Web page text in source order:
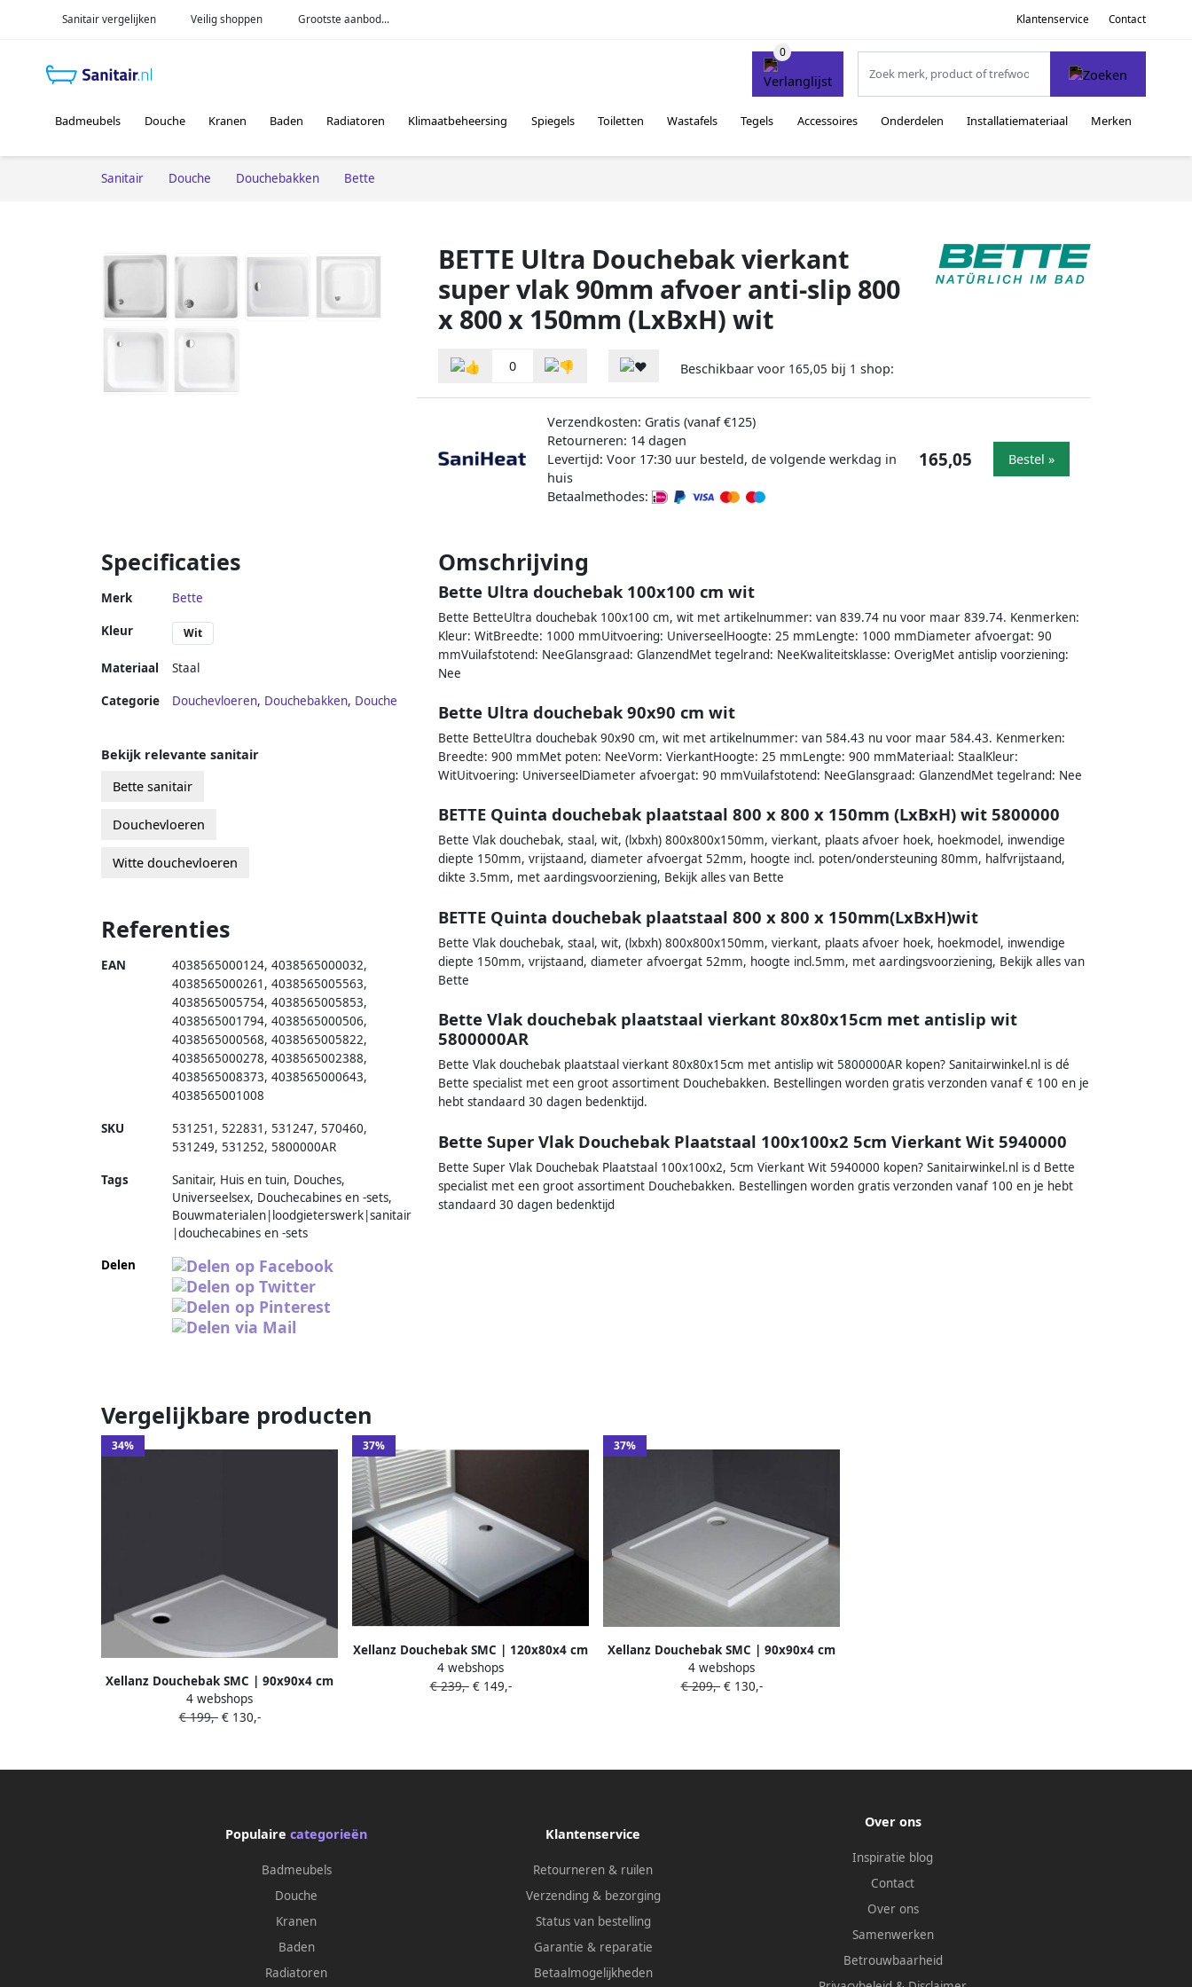
Sanitair vergelijken Veilig shoppen Grootste aanbod... Klantenservice Contact
Badmeubels Douche Kranen Baden Radiatoren Klimaatbeheersing Spiegels Toiletten Wastafels Tegels Accessoires Onderdelen Installatiemateriaal Merken
Sanitair Douche Douchebakken Bette
BETTE Ultra Douchebak vierkant
super vlak 90mm afvoer anti-slip 800
x 800 x 150mm (LxBxH) wit
0 Beschikbaar voor 165,05 bij 1 shop:
Verzendkosten: Gratis (vanaf €125)
Retourneren: 14 dagen
Levertijd: Voor 17:30 uur besteld, de volgende werkdag in
huis
Betaalmethodes:
165,05 Bestel »
Specificaties
Merk Bette
Kleur Wit
Materiaal Staal
Categorie Douchevloeren, Douchebakken, Douche
Omschrijving
Bette Ultra douchebak 100x100 cm wit
Bette BetteUltra douchebak 100x100 cm, wit met artikelnummer: van 839.74 nu voor maar 839.74. Kenmerken:
Kleur: WitBreedte: 1000 mmUitvoering: UniverseelHoogte: 25 mmLengte: 1000 mmDiameter afvoergat: 90
mmVuilafstotend: NeeGlansgraad: GlanzendMet tegelrand: NeeKwaliteitsklasse: OverigMet antislip voorziening:
Nee
Bette Ultra douchebak 90x90 cm wit
Bette BetteUltra douchebak 90x90 cm, wit met artikelnummer: van 584.43 nu voor maar 584.43. Kenmerken:
Breedte: 900 mmMet poten: NeeVorm: VierkantHoogte: 25 mmLengte: 900 mmMateriaal: StaalKleur:
WitUitvoering: UniverseelDiameter afvoergat: 90 mmVuilafstotend: NeeGlansgraad: GlanzendMet tegelrand: Nee
BETTE Quinta douchebak plaatstaal 800 x 800 x 150mm (LxBxH) wit 5800000
Bette Vlak douchebak, staal, wit, (lxbxh) 800x800x150mm, vierkant, plaats afvoer hoek, hoekmodel, inwendige
diepte 150mm, vrijstaand, diameter afvoergat 52mm, hoogte incl. poten/ondersteuning 80mm, halfvrijstaand,
dikte 3.5mm, met aardingsvoorziening, Bekijk alles van Bette
BETTE Quinta douchebak plaatstaal 800 x 800 x 150mm(LxBxH)wit
Bette Vlak douchebak, staal, wit, (lxbxh) 800x800x150mm, vierkant, plaats afvoer hoek, hoekmodel, inwendige
diepte 150mm, vrijstaand, diameter afvoergat 52mm, hoogte incl.5mm, met aardingsvoorziening, Bekijk alles van
Bette
Bette Vlak douchebak plaatstaal vierkant 80x80x15cm met antislip wit
5800000AR
Bette Vlak douchebak plaatstaal vierkant 80x80x15cm met antislip wit 5800000AR kopen? Sanitairwinkel.nl is dé
Bette specialist met een groot assortiment Douchebakken. Bestellingen worden gratis verzonden vanaf € 100 en je
hebt standaard 30 dagen bedenktijd.
Bette Super Vlak Douchebak Plaatstaal 100x100x2 5cm Vierkant Wit 5940000
Bette Super Vlak Douchebak Plaatstaal 100x100x2, 5cm Vierkant Wit 5940000 kopen? Sanitairwinkel.nl is d Bette
specialist met een groot assortiment Douchebakken. Bestellingen worden gratis verzonden vanaf 100 en je hebt
standaard 30 dagen bedenktijd
Bekijk relevante sanitair
Bette sanitair
Douchevloeren
Witte douchevloeren
Referenties
EAN 4038565000124, 4038565000032,
4038565000261 , 4038565005563,
4038565005754, 4038565005853,
4038565001794, 4038565000506,
4038565000568, 4038565005822,
4038565000278, 4038565002388,
4038565008373, 4038565000643,
4038565001008
SKU 531251 , 522831 , 531247, 570460,
531249, 531252, 5800000AR
Tags
Sanitair, Huis en tuin, Douches,
Universeelsex, Douchecabines en -sets,
Bouwmaterialen|loodgieterswerk|sanitair
|douchecabines en -sets
Delen
Vergelijkbare producten
34%
Xellanz Douchebak SMC | 90x90x4 cm
| SMC | Excl.Afvoer | Kwartrond | Wit
glans
4 webshops
€ 199,-€ 130,-
37%
Xellanz Douchebak SMC | 120x80x4 cm
| SMC | Excl.Afvoer | Rechthoek | Wit
glans
4 webshops
€ 239,-€ 149,-
37%
Xellanz Douchebak SMC | 90x90x4 cm
| SMC | Excl.Afvoer | Vierkant | Wit
glans
4 webshops
€ 209,-€ 130,-
Populaire categorieën
Badmeubels
Douche
Kranen
Baden
Radiatoren
Klantenservice
Retourneren & ruilen
Verzending & bezorging
Status van bestelling
Garantie & reparatie
Betaalmogelijkheden
Over ons
Inspiratie blog
Contact
Over ons
Samenwerken
Betrouwbaarheid